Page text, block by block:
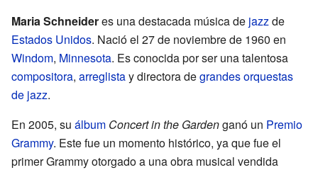
Maria Schneideres una destacada música de jazzde
Estados Unidos. Nació el 27 de noviembre de 1960 en
Windom, Minnesota. Es conocida por ser una talentosa
compositora, arreglistay directora degrandes orquestas
de jazz.
En 2005, su álbum Concert in the Gardenganó un Premio
Grammy. Este fue un momento histórico, ya que fue el
primer Grammy otorgado a una obra musical vendida